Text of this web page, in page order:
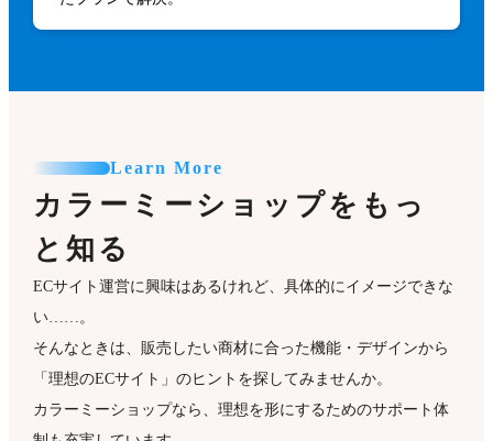
Learn More
カラーミーショップをもっ
と知る
ECサイト運営に興味はあるけれど、具体的にイメージできな
い……。
そんなときは、販売したい商材に合った機能・デザインから
「理想のECサイト」のヒントを探してみませんか。
カラーミーショップなら、理想を形にするためのサポート体